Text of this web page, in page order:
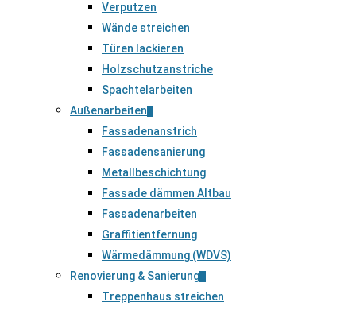
Verputzen
Wände streichen
Türen lackieren
Holzschutzanstriche
Spachtelarbeiten
Außenarbeiten
Fassadenanstrich
Fassadensanierung
Metallbeschichtung
Fassade dämmen Altbau
Fassadenarbeiten
Graffitientfernung
Wärmedämmung (WDVS)
Renovierung & Sanierung
Treppenhaus streichen